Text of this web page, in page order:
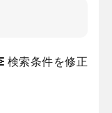
検索条件を修正